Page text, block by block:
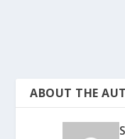
ABOUT THE